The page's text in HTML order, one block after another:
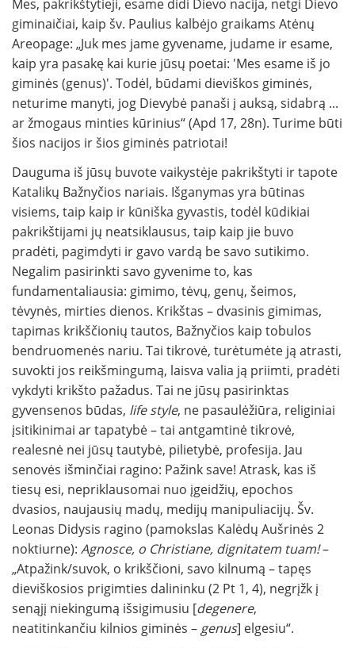
Mes, pakrikštytieji, esame didi Dievo nacija, netgi Dievo
giminaičiai, kaip šv. Paulius kalbėjo graikams Atėnų
Areopage: „Juk mes jame gyvename, judame ir esame,
kaip yra pasakę kai kurie jūsų poetai: 'Mes esame iš jo
giminės (genus)'. Todėl, būdami dieviškos giminės,
neturime manyti, jog Dievybė panaši į auksą, sidabrą ...
ar žmogaus minties kūrinius“ (Apd 17, 28n). Turime būti
šios nacijos ir šios giminės patriotai!
Dauguma iš jūsų buvote vaikystėje pakrikštyti ir tapote
Katalikų Bažnyčios nariais. Išganymas yra būtinas
visiems, taip kaip ir kūniška gyvastis, todėl kūdikiai
pakrikštijami jų neatsiklausus, taip kaip jie buvo
pradėti, pagimdyti ir gavo vardą be savo sutikimo.
Negalim pasirinkti savo gyvenime to, kas
fundamentaliausia: gimimo, tėvų, genų, šeimos,
tėvynės, mirties dienos. Krikštas – dvasinis gimimas,
tapimas krikščionių tautos, Bažnyčios kaip tobulos
bendruomenės nariu. Tai tikrovė, turėtumėte ją atrasti,
suvokti jos reikšmingumą, laisva valia ją priimti, pradėti
vykdyti krikšto pažadus. Tai ne jūsų pasirinktas
gyvensenos būdas, life style, ne pasaulėžiūra, religiniai
įsitikinimai ar tapatybė – tai antgamtinė tikrovė,
realesnė nei jūsų tautybė, pilietybė, profesija. Jau
senovės išminčiai ragino: Pažink save! Atrask, kas iš
tiesų esi, nepriklausomai nuo įgeidžių, epochos
dvasios, naujausių madų, medijų manipuliacijų. Šv.
Leonas Didysis ragino (pamokslas Kalėdų Aušrinės 2
noktiurne): Agnosce, o Christiane, dignitatem tuam!–
„Atpažink/suvok, o krikščioni, savo kilnumą – tapęs
dieviškosios prigimties dalininku (2 Pt 1, 4), negrįžk į
senąjį niekingumą išsigimusiu [degenere,
neatitinkančiu kilnios giminės – genus] elgesiu“.